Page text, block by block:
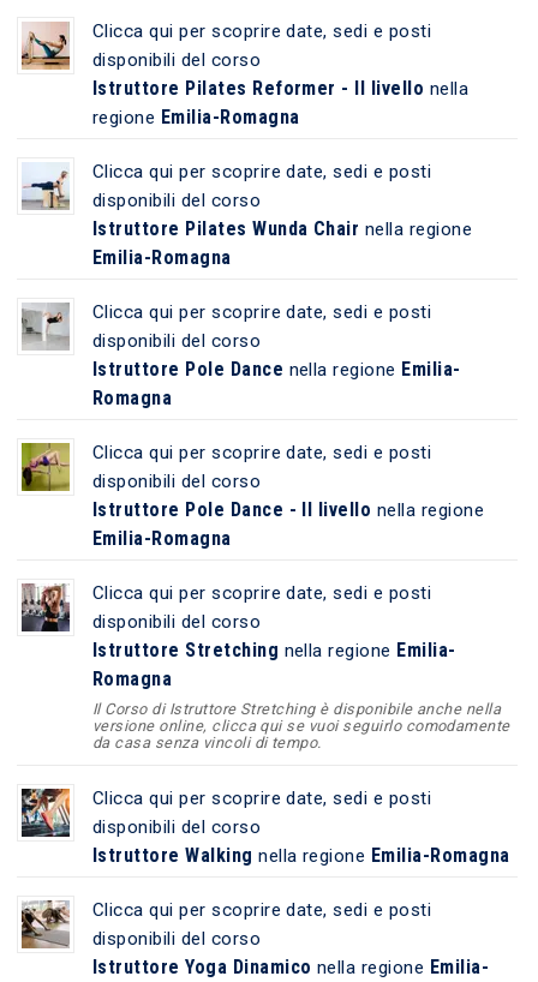
Clicca qui per scoprire date, sedi e posti
disponibili del corso
Istruttore Pilates Reformer - II livello nella
regione Emilia-Romagna
Clicca qui per scoprire date, sedi e posti
disponibili del corso
Istruttore Pilates Wunda Chair nella regione
Emilia-Romagna
Clicca qui per scoprire date, sedi e posti
disponibili del corso
Istruttore Pole Dance nella regione Emilia-
Romagna
Clicca qui per scoprire date, sedi e posti
disponibili del corso
Istruttore Pole Dance - II livello nella regione
Emilia-Romagna
Clicca qui per scoprire date, sedi e posti
disponibili del corso
Istruttore Stretching nella regione Emilia-
Romagna
Il Corso di Istruttore Stretching è disponibile anche nella
versione online, clicca qui se vuoi seguirlo comodamente
da casa senza vincoli di tempo.
Clicca qui per scoprire date, sedi e posti
disponibili del corso
Istruttore Walking nella regione Emilia-Romagna
Clicca qui per scoprire date, sedi e posti
disponibili del corso
Istruttore Yoga Dinamico nella regione Emilia-